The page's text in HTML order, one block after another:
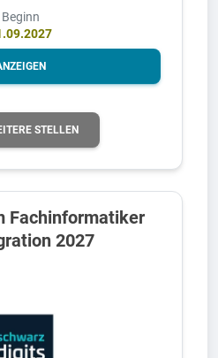
Beginn
STELLEN
Fachinformatiker
2027